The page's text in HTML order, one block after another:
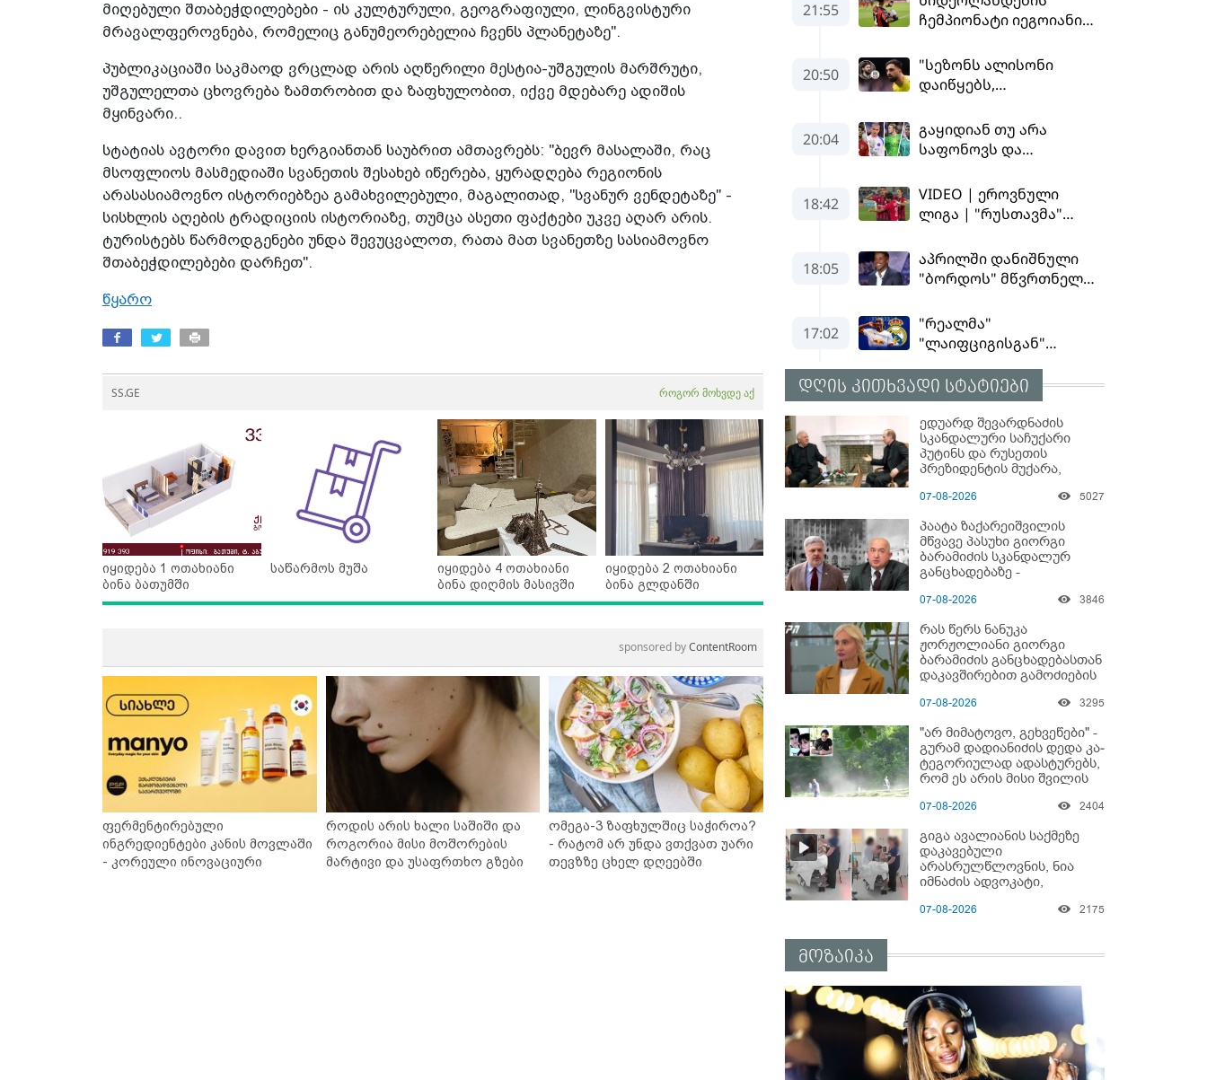
მიღებული შთაბეჭდილებები - ის კულტურული, გეოგრაფიული, ლინგვისტური
მრავალფეროვნება, რომელიც განუმეორებელია ჩვენს პლანეტაზე".
პუბლიკაციაში საკმაოდ ვრცლად არის აღწერილი მესტია-უშგულის მარშრუტი,
უშგულელთა ცხოვრება ზამთრობით და ზაფხულობით, იქვე მდებარე ადიშის
მყინვარი..
სტატიას ავტორი დავით ხერგიანთან საუბრით ამთავრებს: "ბევრ მასალაში, რაც
მსოფლიოს მასმედიაში სვანეთის შესახებ იწერება, ყურადღება რეგიონის
არასასიამოვნო ისტორიებზეა გამახვილებული, მაგალითად, "სვანურ ვენდეტაზე" -
სისხლის აღების ტრადიციის ისტორიაზე, თუმცა ასეთი ფაქტები უკვე აღარ არის.
ტურისტებს წარმოდგენები უნდა შევუცვალოთ, რათა მათ სვანეთზე სასიამოვნო
შთაბეჭდილებები დარჩეთ".
წყარო
SS.GE როგორ მოხვდე აქ
იყიდება 1 ოთახიანი
ბინა ბათუმში
საწარმოს მუშა
იყიდება 4 ოთახიანი
ბინა დიღმის მასივში
იყიდება 2 ოთახიანი
ბინა გლდანში
sponsored byContentRoom
ფერმენტირებული
ინგრედიენტები კანის მოვლაში
- კორეული ინოვაციური
როდის არის ხალი საშიში და
როგორია მისი მოშორების
მარტივი და უსაფრთხო გზები
ომეგა-3 ზაფხულშიც საჭიროა?
- რატომ არ უნდა ვთქვათ უარი
თევზზე ცხელ დღეებში
დღის კითხვადი სტატიები
ედუარდ შევარდნაძის
სკანდალური საჩუქარი
პუტინს და რუსეთის
პრეზიდენტის მუქარა,
აასრულა
07-08-2026 5027
პაატა ზაქარეიშვილის
მწვავე პასუხი გიორგი
ბარამიძის სკანდალურ
განცხადებაზე -
ვიცი... კამანში მოკლული
გადმოვასვენე... ბარამიძე
კი ტყუის"
07-08-2026 3846
რას წერს ნანუკა
ჟორჟოლიანი გიორგი
ბარამიძის განცხადებასთან
დაკავშირებით გამოძიების
07-08-2026 3295
"არ მიმატოვო, გეხვეწები" -
გუ­რა­მ დადიანიძის დედა კა­
ტე­გო­რი­უ­ლად ადას­ტუ­რებს,
რომ ეს არის მისი შვი­ლის
07-08-2026 2404
გიგა ავალიანის საქმეზე
დაკავებული
არასრულწლოვნის, ნია
იმნაძის ადვოკატი,
გადაღებულ კადრებს
07-08-2026 2175
მოზაიკა